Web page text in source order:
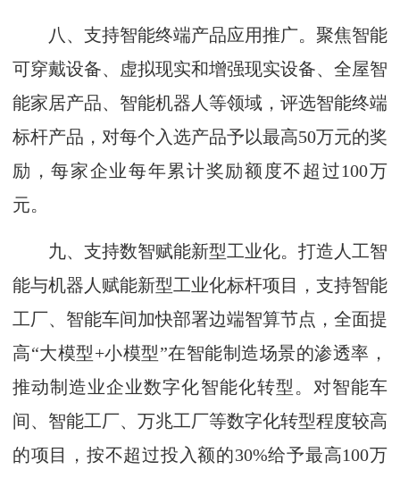
八、支持智能终端产品应用推广。聚焦智能
可穿戴设备、虚拟现实和增强现实设备、全屋智
能家居产品、智能机器人等领域，评选智能终端
标杆产品，对每个入选产品予以最高50万元的奖
励，每家企业每年累计奖励额度不超过100万
元。
九、支持数智赋能新型工业化。打造人工智
能与机器人赋能新型工业化标杆项目，支持智能
工厂、智能车间加快部署边端智算节点，全面提
高“大模型+小模型”在智能制造场景的渗透率，
推动制造业企业数字化智能化转型。对智能车
间、智能工厂、万兆工厂等数字化转型程度较高
的项目，按不超过投入额的30%给予最高100万